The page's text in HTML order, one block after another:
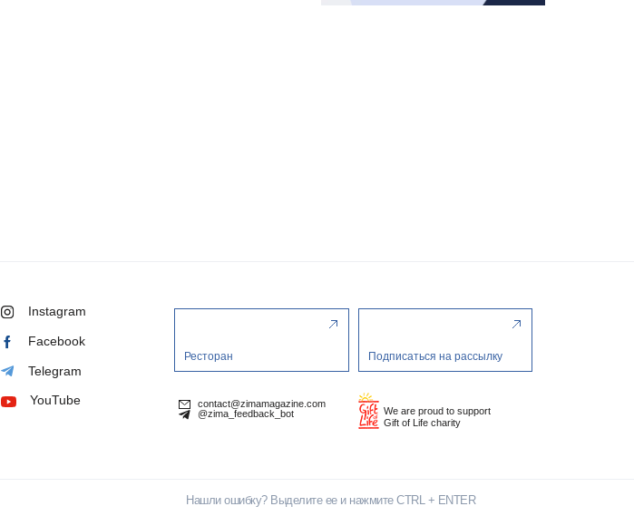
Instagram
Facebook
Telegram
YouTube
Ресторан Подписаться на рассылку
contact@zimamagazine.com
@zima_feedback_bot
We are proud to support
Gift of Life charity
Нашли ошибку? Выделите ее и нажмите CTRL + ENTER